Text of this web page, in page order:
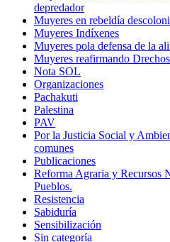
depredador
Muyeres en rebeldía
Muyeres Indíxenes
Muyeres pola defensa de la
Muyeres reafirmando
Nota SOL
Organizaciones
Pachakuti
Palestina
PAV
Por la Justicia Social y
comunes
Publicaciones
Reforma Agraria y Recursos
Pueblos.
Resistencia
Sabiduría
Sensibilización
Sin categoría